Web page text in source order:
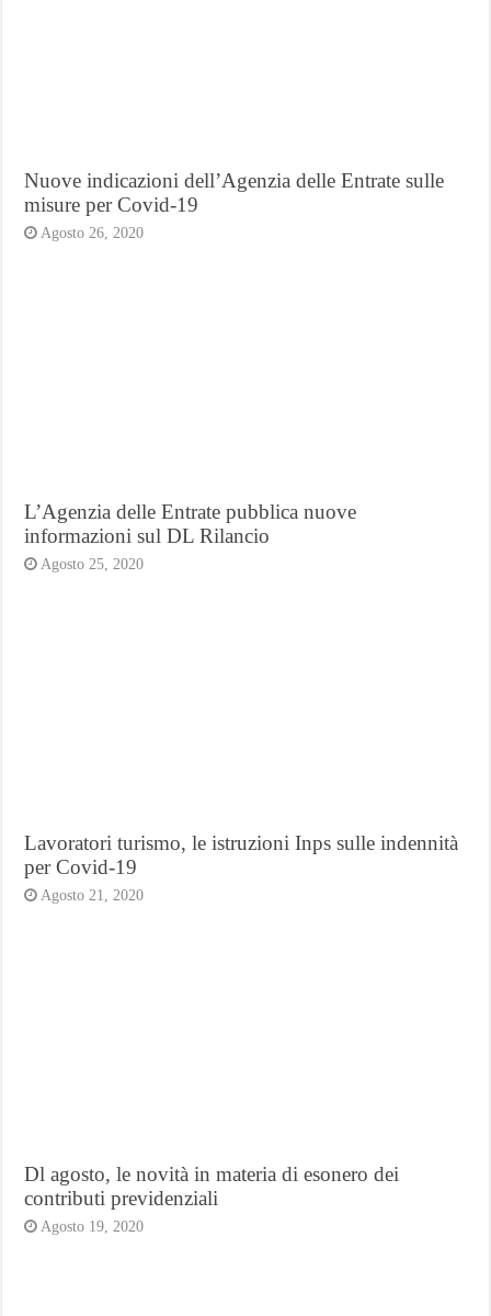
Nuove indicazioni dell’Agenzia delle Entrate sulle
misure per Covid-19
Agosto 26, 2020
L’Agenzia delle Entrate pubblica nuove
informazioni sul DL Rilancio
Agosto 25, 2020
Lavoratori turismo, le istruzioni Inps sulle indennità
per Covid-19
Agosto 21, 2020
Dl agosto, le novità in materia di esonero dei
contributi previdenziali
Agosto 19, 2020